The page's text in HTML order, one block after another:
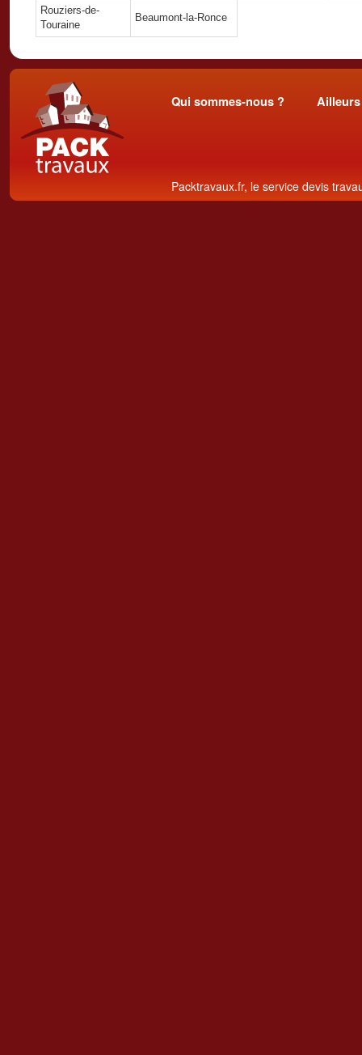
Rouziers-de-
Touraine
Beaumont-la-Ronce
Qui sommes-nous ?
Packtravaux.fr, le service devis